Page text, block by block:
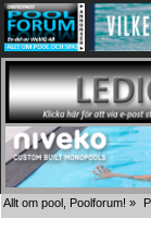
Allt om pool, Poolforum! »